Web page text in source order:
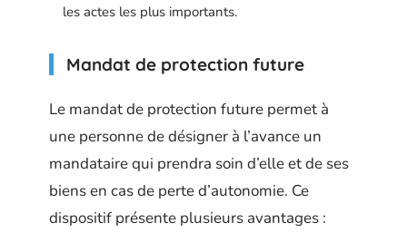
les actes les plus importants.
Mandat de protection future
Le mandat de protection future permet à
une personne de désigner à l’avance un
mandataire qui prendra soin d’elle et de ses
biens en cas de perte d’autonomie. Ce
dispositif présente plusieurs avantages :